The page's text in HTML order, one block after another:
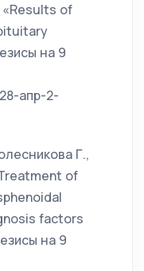
«Results of
на 9
апр-2-
Г.,
of
factors
на 9